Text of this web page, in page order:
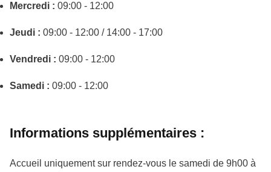
Mercredi : 09:00 - 12:00
Jeudi : 09:00 - 12:00 / 14:00 - 17:00
Vendredi : 09:00 - 12:00
Samedi : 09:00 - 12:00
Informations supplémentaires :
Accueil uniquement sur rendez-vous le samedi de 9h00 à